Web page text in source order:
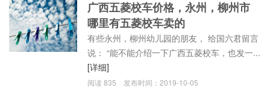
广西五菱校车价格，永州，柳州市
哪里有五菱校车卖的
有些永州，柳州幼儿园的朋友， 给国六君留言
说： “能不能介绍一下广西五菱校车，也发一...
[详细]
阅读835 发布时间：2019-10-05